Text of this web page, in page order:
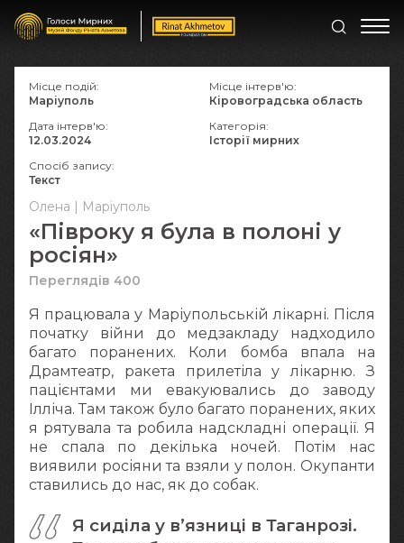
Олена | Маріуполь
«Півроку я була в полоні у
росіян»
Переглядів 400
Я працювала у Маріупольській лікарні. Після
початку війни до медзакладу надходило
багато поранених. Коли бомба впала на
Драмтеатр, ракета прилетіла у лікарню. З
пацієнтами ми евакуювались до заводу
Ілліча. Там також було багато поранених, яких
я рятувала та робила надскладні операції. Я
не спала по декілька ночей. Потім нас
виявили росіяни та взяли у полон. Окупанти
ставились до нас, як до собак.
Я сиділа у в’язниці в Таганрозі.
Місце подій:
Маріуполь
Місце інтерв'ю:
Кіровоградська область
Дата інтерв'ю:
12.03.2024
Категорія:
Історії мирних
Спосіб запису:
Текст